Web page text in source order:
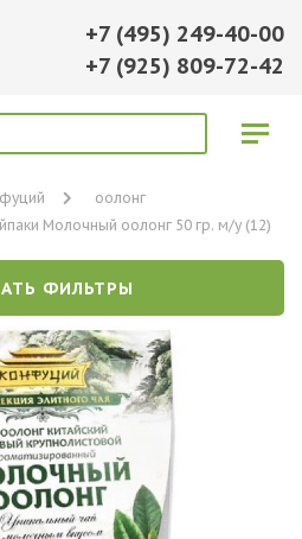
+7 (495) 249-40-00
+7 (925) 809-72-42
оолонг
Молочный оолонг 50 гр. м/у (12)
ФИЛЬТРЫ